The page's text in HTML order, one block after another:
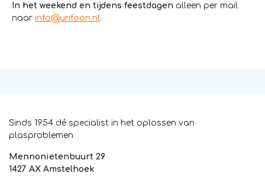
In het weekend en tijdens feestdagen alleen per mail
naar info@urifoon.nl.
Sinds 1954 dé specialist in het oplossen van
plasproblemen
Mennonietenbuurt 29
1427 AX Amstelhoek